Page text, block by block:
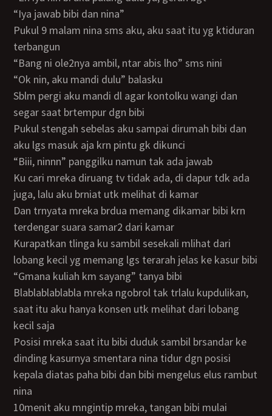
“iya jawab bibi dan nina”
pukul 9 malam nina sms aku, aku saat itu yg ktiduran
terbangun
“bang ni ole2nya ambil, ntar abis lho” sms nini
“ok nin, aku mandi dulu” balasku
sblm pergi aku mandi dl agar kontolku wangi dan
segar saat brtempur dgn bibi
pukul stengah sebelas aku sampai dirumah bibi dan
aku lgs masuk aja krn pintu gk dikunci
“biii, ninnn” panggilku namun tak ada jawab
ku cari mreka diruang tv tidak ada, di dapur tdk ada
juga, lalu aku brniat utk melihat di kamar
dan trnyata mreka brdua memang dikamar bibi krn
terdengar suara samar2 dari kamar
kurapatkan tlinga ku sambil sesekali mlihat dari
lobang kecil yg memang lgs terarah jelas ke kasur bibi
“gmana kuliah km sayang” tanya bibi
blablablablabla mreka ngobrol tak trlalu kupdulikan,
saat itu aku hanya konsen utk melihat dari lobang
kecil saja
posisi mreka saat itu bibi duduk sambil brsandar ke
dinding kasurnya smentara nina tidur dgn posisi
kepala diatas paha bibi dan bibi mengelus elus rambut
nina
10menit aku mngintip mreka, tangan bibi mulai